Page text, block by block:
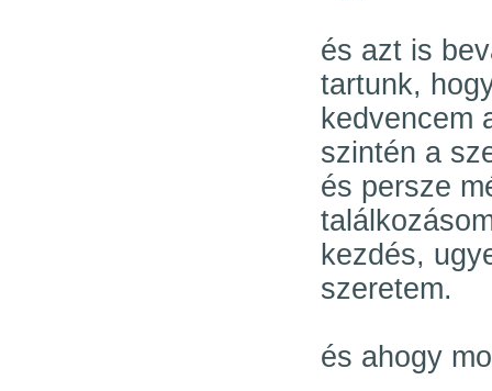
és azt is
tartunk,
kedvencem
szintén a
és persze
kezdés,
szeretem.
és ahogy